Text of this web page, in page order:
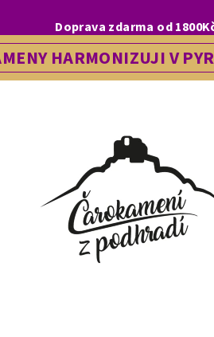
SE NA VÁS V NAŠÍ PRODEJNĚ V
Doprava zdarma od
HARMONIZUJI V